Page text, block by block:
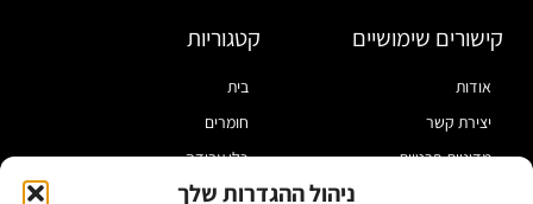
ניהול ההגדרות שלך
קישורים שימושיים
אודות
יצירת קשר
מדיניות פרטיות
קטגוריות
בית
חומרים
כלי עבודה
מוצרי הלחמה